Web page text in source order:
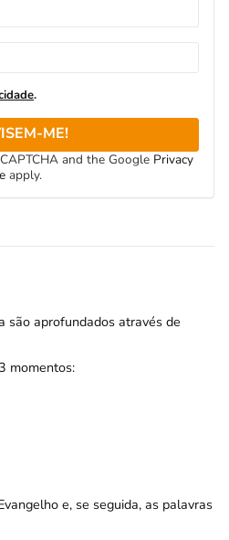
.
ME!
and the Google Privacy
apply.
são aprofundados através de
momentos:
e, se seguida, as palavras